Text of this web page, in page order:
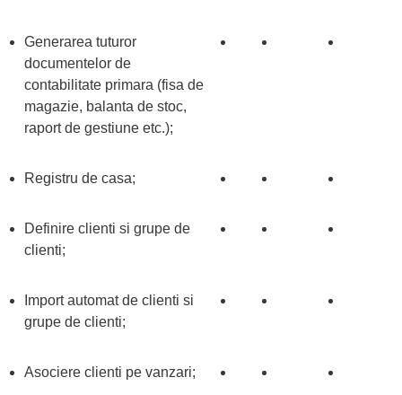
Generarea tuturor
documentelor de
contabilitate primara (fisa de
magazie, balanta de stoc,
raport de gestiune etc.);
Registru de casa;
Definire clienti si grupe de
clienti;
Import automat de clienti si
grupe de clienti;
Asociere clienti pe vanzari;